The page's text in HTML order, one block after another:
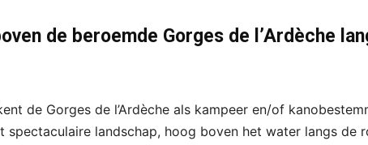
de beroemde Gorges de l’Ardèche
de Gorges de l’Ardèche als kampeer en/of
spectaculaire landschap, hoog boven het water langs de